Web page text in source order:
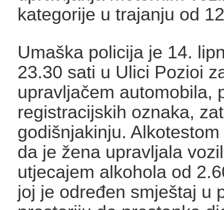
kategorije u trajanju od
Umaška policija je 14.
23.30 sati u Ulici Pozioi
upravljačem automobila,
registracijskih oznaka,
godišnjakinju.
da je žena upravljala
utjecajem alkohola od
joj je određen smještaj u